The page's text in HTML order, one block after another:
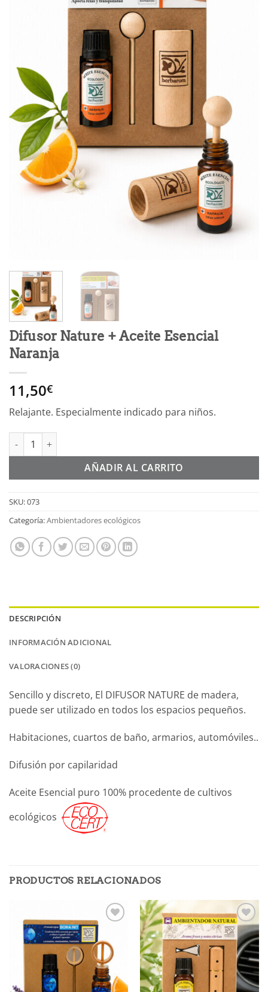
Difusor Nature + Aceite Esencial
Naranja
11,50€
Relajante. Especialmente indicado para niños.
Difusor Nature + Aceite Esencial Naranja cantidad
AÑADIR AL CARRITO
Alternative:
SKU:073
Categoría:Ambientadores ecológicos
DESCRIPCIÓN
INFORMACIÓN ADICIONAL
VALORACIONES (0)
Sencillo y discreto, El DIFUSOR NATURE de madera,
puede ser utilizado en todos los espacios pequeños.
Habitaciones, cuartos de baño, armarios, automóviles..
Difusión por capilaridad
Aceite Esencial puro 100% procedente de cultivos
ecológicos
PRODUCTOS RELACIONADOS
lista
Añadir
a mi
lista